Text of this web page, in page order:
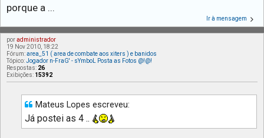
porque a ...
Ir à mensagem
poradministrador
19 Nov 2010, 18:22
Fórum:area_51 ( area de combate aos xiters ) e banidos
Tópico:Jogador n-FraG' - sYmboL Posta as Fotos @!@!
Respostas: 26
Exibições: 15392
Mateus Lopes escreveu:
Já postei as 4 ..